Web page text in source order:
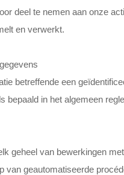
deel te nemen aan onze
en verwerkt.
betreffende een
bepaald in het algemeen
geheel van bewerkingen
van geautomatiseerde